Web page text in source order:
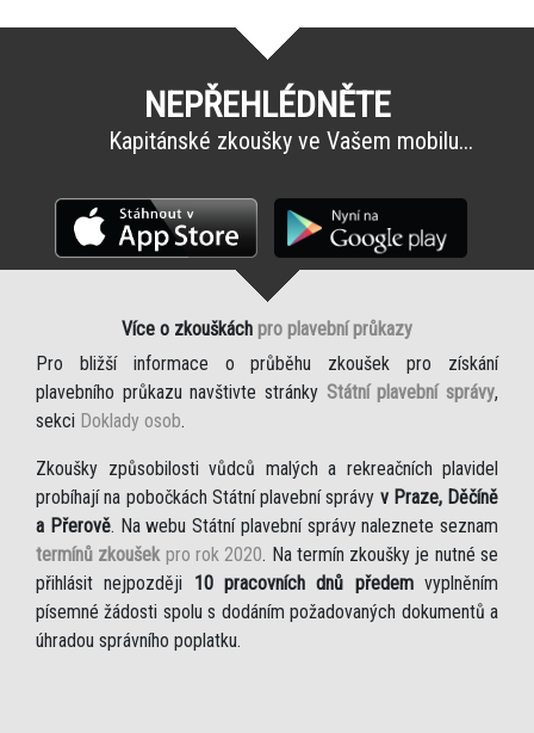
NEPŘEHLÉDNĚTE
Kapitánské zkoušky ve Vašem mobilu...
Více o zkouškách pro plavební průkazy
Pro bližší informace o průběhu zkoušek pro získání
plavebního průkazu navštivte stránky Státní plavební správy,
sekci Doklady osob.
Zkoušky způsobilosti vůdců malých a rekreačních plavidel
probíhají na pobočkách Státní plavební správy v Praze, Děčíně
a Přerově. Na webu Státní plavební správy naleznete seznam
termínů zkoušek pro rok 2020. Na termín zkoušky je nutné se
přihlásit nejpozději 10 pracovních dnů předemvyplněním
písemné žádosti spolu s dodáním požadovaných dokumentů a
úhradou správního poplatku.